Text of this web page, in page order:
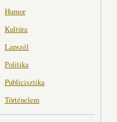
Humor
Kultúra
Lapszél
Politika
Publicisztika
Történelem